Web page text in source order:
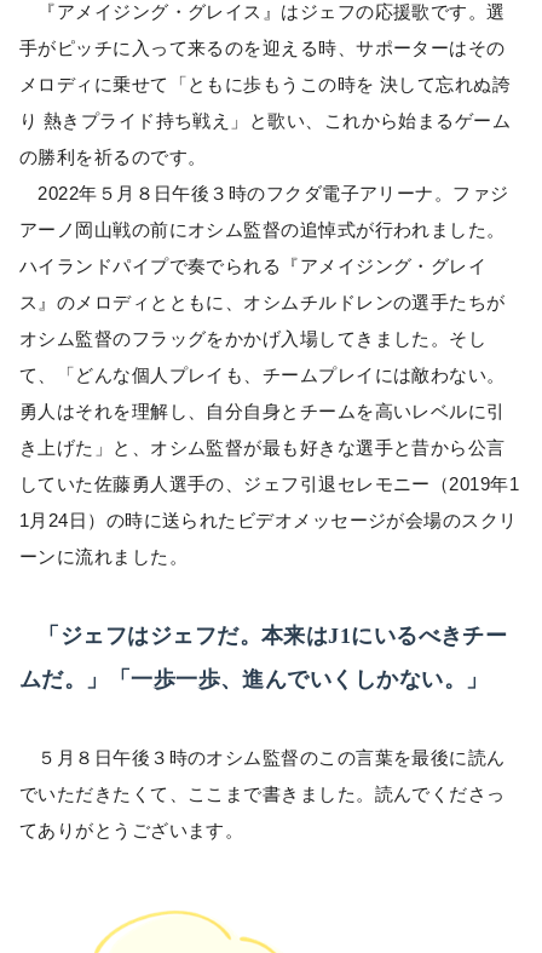
『アメイジング・グレイス』はジェフの応援歌です。選
手がピッチに入って来るのを迎える時、サポーターはその
メロディに乗せて「ともに歩もうこの時を 決して忘れぬ誇
り 熱きプライド持ち戦え」と歌い、これから始まるゲーム
の勝利を祈るのです。
2022年５月８日午後３時のフクダ電子アリーナ。ファジ
アーノ岡山戦の前にオシム監督の追悼式が行われました。
ハイランドパイプで奏でられる『アメイジング・グレイ
ス』のメロディとともに、オシムチルドレンの選手たちが
オシム監督のフラッグをかかげ入場してきました。そし
て、「どんな個人プレイも、チームプレイには敵わない。
勇人はそれを理解し、自分自身とチームを高いレベルに引
き上げた」と、オシム監督が最も好きな選手と昔から公言
していた佐藤勇人選手の、ジェフ引退セレモニー（2019年1
1月24日）の時に送られたビデオメッセージが会場のスクリ
ーンに流れました。
「ジェフはジェフだ。本来はJ1にいるべきチー
ムだ。」「一歩一歩、進んでいくしかない。」
５月８日午後３時のオシム監督のこの言葉を最後に読ん
でいただきたくて、ここまで書きました。読んでくださっ
てありがとうございます。